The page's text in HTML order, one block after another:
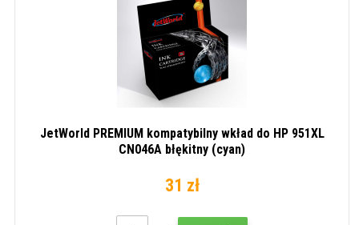
JetWorld PREMIUM kompatybilny wkład do HP 951XL
CN046A błękitny (cyan)
31 zł